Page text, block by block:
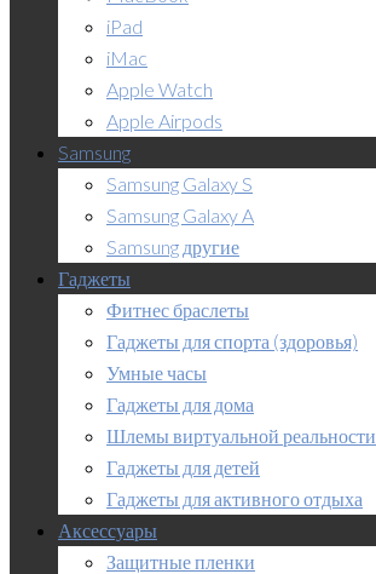
iPad
iMac
Apple Watch
Apple Airpods
Samsung
Samsung Galaxy S
Samsung Galaxy A
Samsung другие
Гаджеты
Фитнес браслеты
Гаджеты для спорта (здоровья)
Умные часы
Гаджеты для дома
Шлемы виртуальной реальности
Гаджеты для детей
Гаджеты для активного отдыха
Аксессуары
Защитные пленки